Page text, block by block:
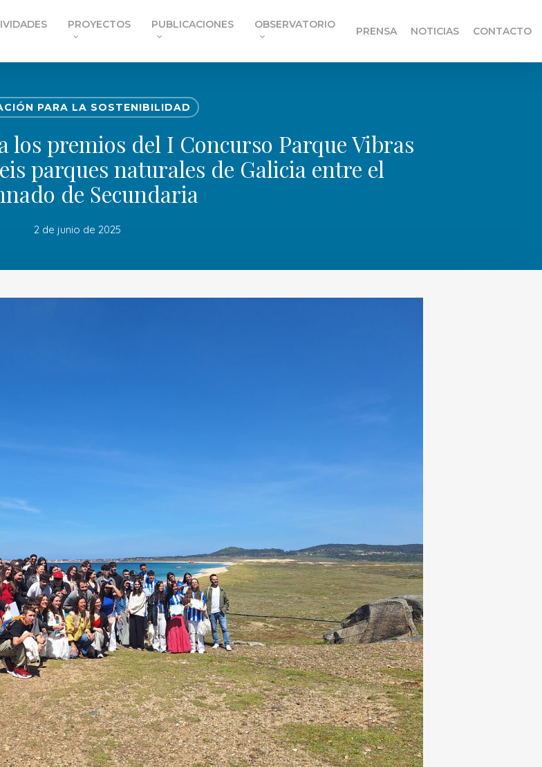
PROYECTOS PUBLICACIONES OBSERVATORIO
PRENSA NOTICIAS CONTACTO
PARA LA SOSTENIBILIDAD
los premios del I Concurso Parque Vibras
parques naturales de Galicia entre el
de Secundaria
2 de junio de 2025